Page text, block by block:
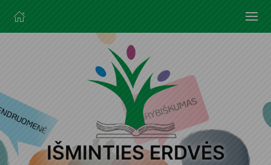
IŠMINTIES ERDVĖS